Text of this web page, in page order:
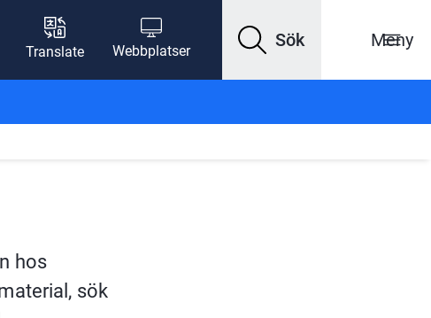
Translate Webbplatser
Sök Meny
hos
sök